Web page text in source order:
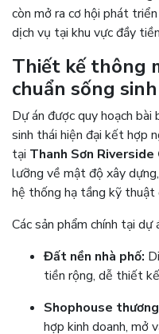
còn mở ra cơ hội phát
dịch vụ tại khu vực đầy
Thiết kế thông
chuẩn sống
Dự án được quy hoạch
sinh thái hiện đại kết hợp
tại Thanh Sơn Riverside
lưỡng về mật độ xây
hệ thống hạ tầng kỹ thuật
Các sản phẩm chính tại dự
Đất nền nhà phố:
tiền rộng, dễ thiết
Shophouse
hợp kinh doanh, mở